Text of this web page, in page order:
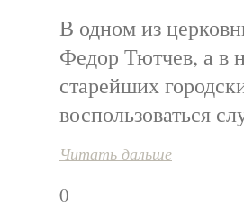
В одном из
Федор Тютчев, а в
старейших
воспользоваться
Читать дальше
0